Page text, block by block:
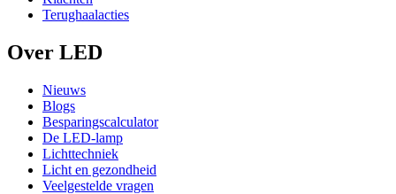
Terughaalacties
Over LED
Nieuws
Blogs
Besparingscalculator
De LED-lamp
Lichttechniek
Licht en gezondheid
Veelgestelde vragen